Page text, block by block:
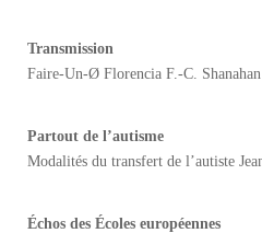
Transmission
Faire-Un-Ø Florencia F.-C. Shanahan
Partout de l’autisme
Modalités du transfert de l’autiste
Échos des Écoles européennes